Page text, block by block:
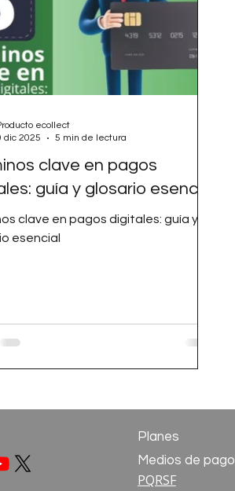
clave en pagos
guía y glosario esencial
clave en pagos digitales: guía y
esencial
ecollect
dic 2025
5 min de lectura
Planes
Medios de pago
PQRSF